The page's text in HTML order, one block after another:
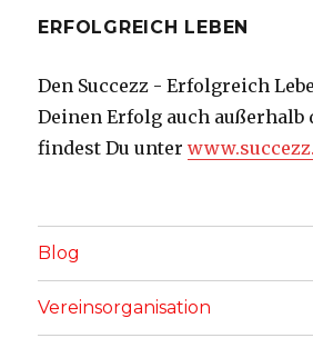
ERFOLGREICH LEBEN
Den Succezz - Erfolgreich
Deinen Erfolg auch außerhalb
findest Du unter
Blog
Vereinsorganisation